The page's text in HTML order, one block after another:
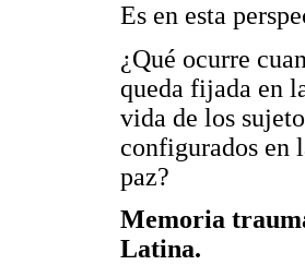
Es en esta
¿Qué ocurre
queda fijada en
vida de los
configurados en
paz?
Memoria
Latina.